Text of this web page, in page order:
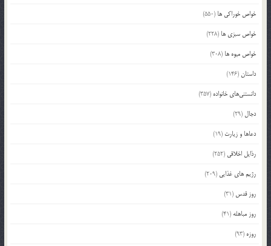
خواص خوراکی ها (550)
خواص سبزی ها (228)
خواص میوه ها (308)
داستان (146)
دانستنی‌های خانواده (357)
دجال (29)
دعاها و زیارت (19)
رذایل اخلاقی (252)
رژیم های غذایی (209)
روز قدس (31)
روز مباهله (41)
روزه (93)